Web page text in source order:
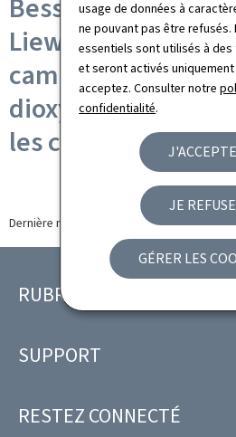
usage de données à
ne pouvant pas être refusés.
essentiels sont utilisés à
et seront activés
acceptez. Consulter notre
confidentialité.
J'ACCEPTE
JE REFUSE
GÉRER LES
Besser Loft fir méi
Liewensqualitéit:
campagne de
dioxyde d'azote
les communes
Dernière modification le 12.04.2023
Pied
page
RUBRIQUES
SUPPORT
RESTEZ CONNECTÉ